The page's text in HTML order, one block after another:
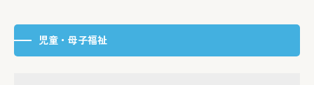
児童・母子福祉